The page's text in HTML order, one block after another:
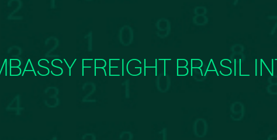
FREIGHT BRASIL